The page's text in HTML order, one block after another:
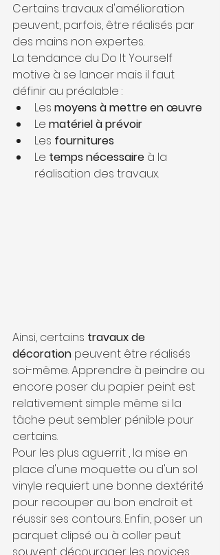
Certains travaux d'amélioration
peuvent, parfois, être réalisés par
des mains non expertes.
La tendance du Do It Yourself
motive à se lancer mais il faut
définir au préalable :
Les moyens à mettre en œuvre
Le matériel à prévoir
Les fournitures
Le temps nécessaire à la
réalisation des travaux.
Ainsi, certains travaux de
décoration peuvent être réalisés
soi-même. Apprendre à peindre ou
encore poser du papier peint est
relativement simple même si la
tâche peut sembler pénible pour
certains.
Pour les plus aguerrit , la mise en
place d'une moquette ou d'un sol
vinyle requiert une bonne dextérité
pour recouper au bon endroit et
réussir ses contours. Enfin, poser un
parquet clipsé ou à coller peut
souvent décourager les novices,